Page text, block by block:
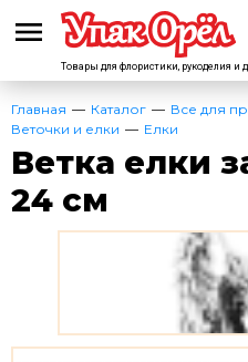
Товары для флористики, рукоделия и
Главная Каталог Все для
Веточки и елки
Елки
Ветка елки
24 см